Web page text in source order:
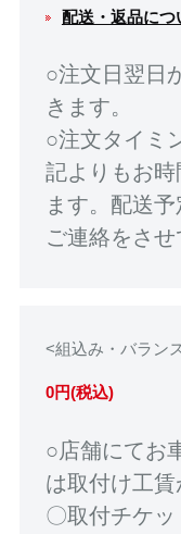
配送・返品につ
○注文日翌日
きます。
○注文タイミ
記よりもお
ます。配送
ご連絡をさせ
<組込み・バラン
0円(税込)
○店舗にてお
は取付け工賃
〇取付チケ